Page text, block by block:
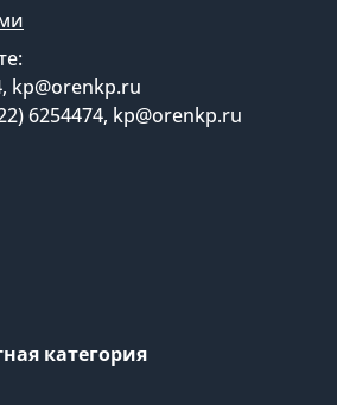
kp@orenkp.ru
6254474, kp@orenkp.ru
категория